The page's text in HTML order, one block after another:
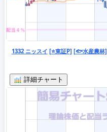
1332 ニッスイ [⭐東証P] [🐟水産農林]
詳細チャート